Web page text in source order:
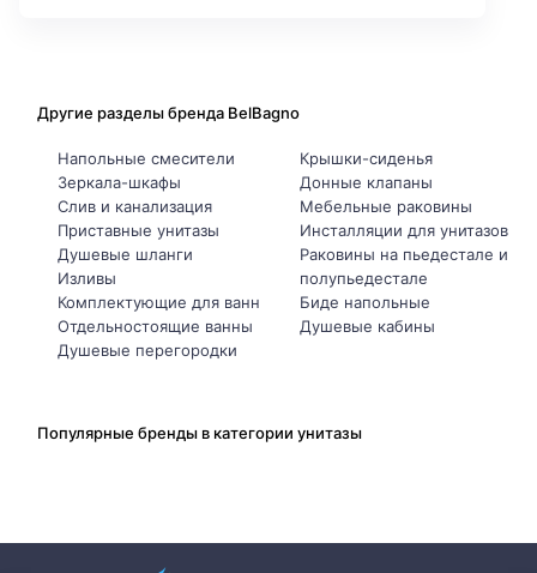
Другие разделы бренда BelBagno
Напольные смесители
Зеркала-шкафы
Слив и канализация
Приставные унитазы
Душевые шланги
Изливы
Комплектующие для ванн
Отдельностоящие ванны
Душевые перегородки
Крышки-сиденья
Донные клапаны
Мебельные раковины
Инсталляции для унитазов
Раковины на пьедестале и
полупьедестале
Биде напольные
Душевые кабины
Популярные бренды в категории унитазы